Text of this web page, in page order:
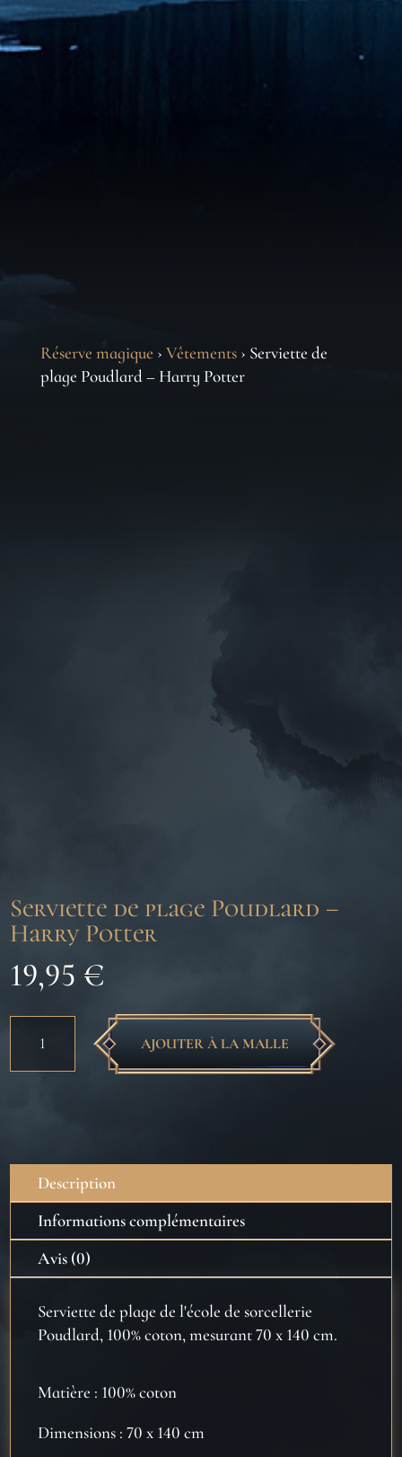
Réserve magique › Vêtements› Serviette de
plage Poudlard – Harry Potter
Serviette de plage Poudlard –
Harry Potter
19,95 €
Serviette
-
Harry
Potter
AJOUTER À LA MALLE
Description
Informations complémentaires
Avis (0)
Serviette de plage de l'école de sorcellerie
Poudlard, 100% coton, mesurant 70 x 140 cm.
Matière : 100% coton
Dimensions : 70 x 140 cm